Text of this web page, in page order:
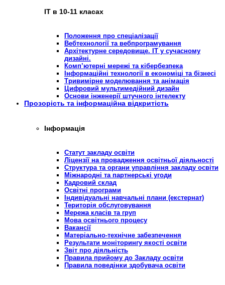
ІТ в 10-11 класах
Положення про спеціалізації
Вебтехнології та вебпрограмування
Архітектурне середовище. ІТ у сучасному
дизайні.
Комп’ютерні мережі та кібербезпека
Інформаційні технології в економіці та бізнесі
Тривимірне моделювання та анімація
Цифровий мультимедійний дизайн
Основи інженерії штучного інтелекту
Прозорість та інформаційна відкритість
Інформація
Статут закладу освіти
Ліцензії на провадження освітньої діяльності
Структура та органи управління закладу освіти
Міжнародні та партнерські угоди
Кадровий склад
Освітні програми
Індивідуальні навчальні плани (екстернат)
Територія обслуговування
Мережа класів та груп
Мова освітнього процесу
Вакансії
Матеріально-технічне забезпечення
Результати моніторингу якості освіти
Звіт про діяльність
Правила прийому до Закладу освіти
Правила поведінки здобувача освіти